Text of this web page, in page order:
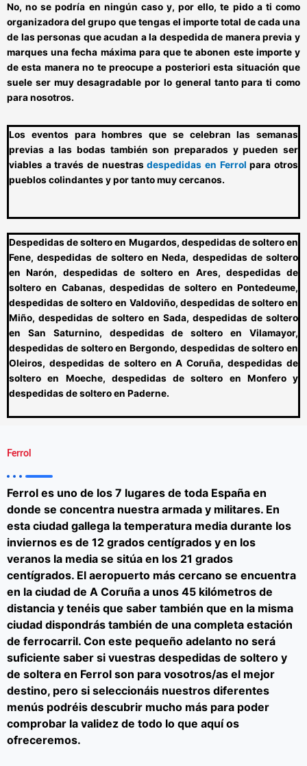
No, no se podría en ningún caso y, por ello,te pido a ti como
organizadora del grupo que tengas el importe total de cada una
de las personas que acudan a la despedida de manera previa y
marques una fecha máxima para que te abonen este importe y
de esta manera no te preocupe a posteriori esta situación que
suele ser muy desagradable por lo general tanto para ti como
para nosotros.
Los eventos para hombres que se celebran las semanas
previas a las bodas también son preparados ypueden ser
viables a través de nuestrasdespedidas en Ferrol para otros
pueblos colindantesy por tanto muy cercanos.
Despedidas de soltero en Mugardos, despedidas de soltero en
Fene, despedidas de soltero en Neda, despedidas de soltero
en Narón, despedidas de soltero en Ares, despedidas de
soltero en Cabanas, despedidas de soltero en Pontedeume,
despedidas de soltero en Valdoviño, despedidas de soltero en
Miño, despedidas de soltero en Sada, despedidas de soltero
en San Saturnino, despedidas de soltero en Vilamayor,
despedidas de soltero en Bergondo, despedidas de soltero en
Oleiros, despedidas de soltero en A Coruña, despedidas de
soltero en Moeche, despedidas de soltero en Monfero y
despedidas de soltero en Paderne.
Ferrol
Ferrol es uno de los 7 lugares de toda España en
donde se concentra nuestra armada y militares. En
esta ciudad gallega la temperatura media durante los
inviernos es de 12 grados centígrados y en los
veranos la media se sitúa en los 21 grados
centígrados. El aeropuerto más cercano se encuentra
en la ciudad de A Coruña a unos 45 kilómetros de
distancia y tenéis que saber también que en la misma
ciudad dispondrás también de una completa estación
de ferrocarril. Con este pequeño adelanto no será
suficiente saber si vuestras despedidas de soltero y
de soltera en Ferrol son para vosotros/as el mejor
destino, pero si seleccionáis nuestros diferentes
menús podréis descubrir mucho más para poder
comprobar la validez de todo lo que aquí os
ofreceremos.